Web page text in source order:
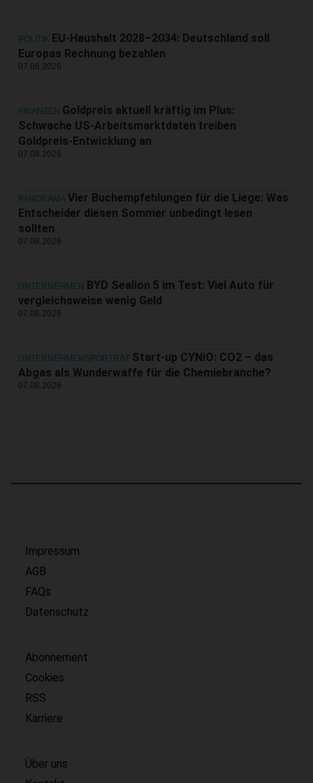
POLITIK EU-Haushalt 2028–2034: Deutschland soll
Europas Rechnung bezahlen
07.08.2026
FINANZEN Goldpreis aktuell kräftig im Plus:
Schwache US-Arbeitsmarktdaten treiben
Goldpreis-Entwicklung an
07.08.2026
PANORAMA Vier Buchempfehlungen für die Liege: Was
Entscheider diesen Sommer unbedingt lesen
sollten
07.08.2026
UNTERNEHMEN BYD Sealion 5 im Test: Viel Auto für
vergleichsweise wenig Geld
07.08.2026
UNTERNEHMENSPORTRÄT Start-up CYNiO: CO2 – das
Abgas als Wunderwaffe für die Chemiebranche?
07.08.2026
Impressum
AGB
FAQs
Datenschutz
Abonnement
Cookies
RSS
Karriere
Über uns